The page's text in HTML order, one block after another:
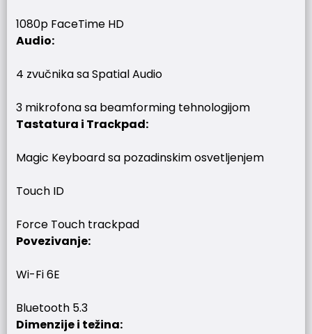
1080p FaceTime HD
Audio:
4 zvučnika sa Spatial Audio
3 mikrofona sa beamforming tehnologijom
Tastatura i Trackpad:
Magic Keyboard sa pozadinskim osvetljenjem
Touch ID
Force Touch trackpad
Povezivanje:
Wi-Fi 6E
Bluetooth 5.3
Dimenzije i težina: